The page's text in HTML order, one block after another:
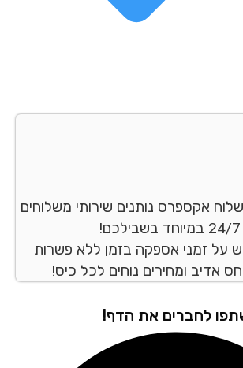
נותנים שירותי משלוחים
אספקה בזמן ללא פשרות
ומחירים נוחים לכל כיס!
לחברים את הדף!